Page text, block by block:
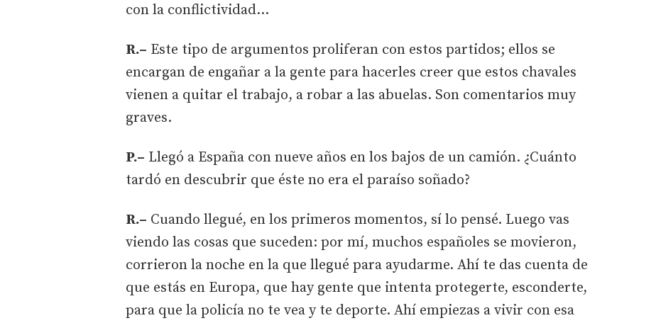
con la conflictividad...
R.– Este tipo de argumentos proliferan con estos partidos; ellos se
encargan de engañar a la gente para hacerles creer que estos chavales
vienen a quitar el trabajo, a robar a las abuelas. Son comentarios muy
graves.
P.– Llegó a España con nueve años en los bajos de un camión. ¿Cuánto
tardó en descubrir que éste no era el paraíso soñado?
R.– Cuando llegué, en los primeros momentos, sí lo pensé. Luego vas
viendo las cosas que suceden: por mí, muchos españoles se movieron,
corrieron la noche en la que llegué para ayudarme. Ahí te das cuenta de
que estás en Europa, que hay gente que intenta protegerte, esconderte,
para que la policía no te vea y te deporte. Ahí empiezas a vivir con esa